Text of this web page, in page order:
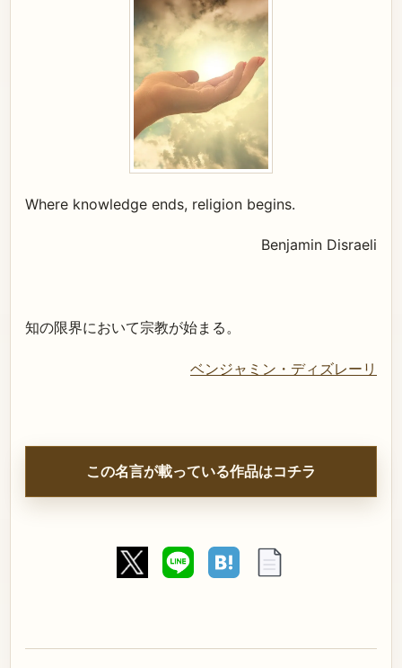
Where knowledge ends, religion begins.
Benjamin Disraeli
知の限界において宗教が始まる。
ベンジャミン・ディズレーリ
この名言が載っている作品はコチラ